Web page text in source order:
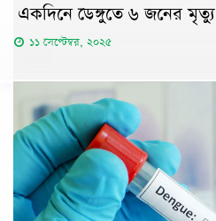
একদিনে ডেঙ্গুতে ৬ জনের মৃত্যু
১১ সেপ্টেম্বর, ২০২৫